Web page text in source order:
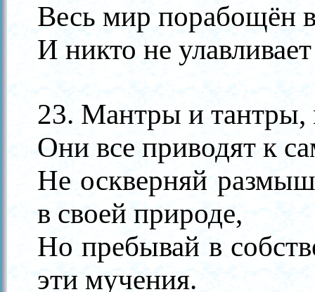
Весь мир порабощён
И никто не
23. Мантры и тантры,
Они все приводят к
Не оскверняй
в своей природе,
Но пребывай в
эти мучения.